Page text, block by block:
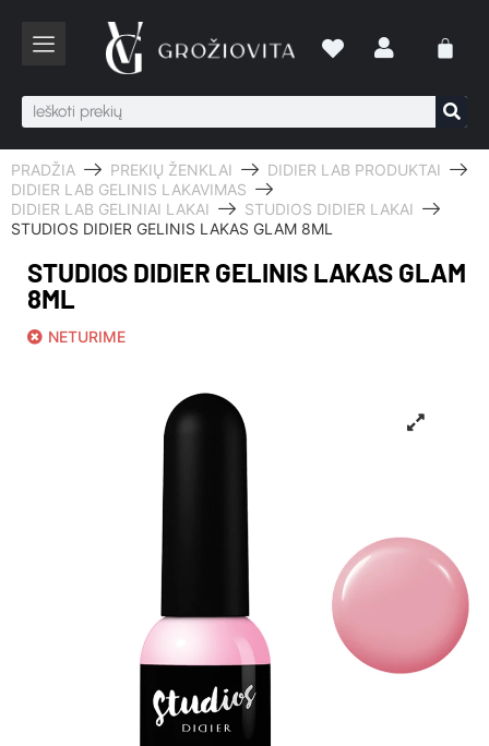
PRADŽIA PREKIŲ ŽENKLAI
DIDIER LAB PRODUKTAI
DIDIER LAB GELINIS LAKAVIMAS
DIDIER LAB GELINIAI LAKAI
STUDIOS DIDIER LAKAI
STUDIOS DIDIER GELINIS LAKAS GLAM 8ML
STUDIOS DIDIER GELINIS LAKAS GLAM
8ML
NETURIME